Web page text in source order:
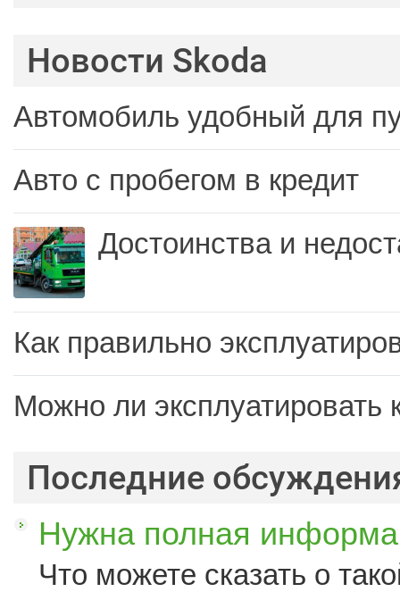
Новости Skoda
Автомобиль удобный для
Авто с пробегом в кредит
Достоинства и
Как правильно
Можно ли эксплуатировать
Последние
Нужна полная
Что можете сказать о